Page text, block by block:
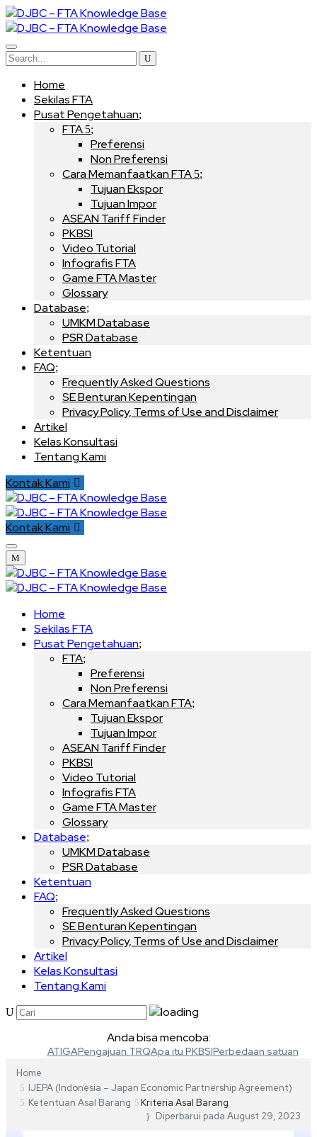
Home
Sekilas FTA
Pusat Pengetahuan
FTA
Preferensi
Non Preferensi
Cara Memanfaatkan FTA
Tujuan Ekspor
Tujuan Impor
ASEAN Tariff Finder
PKBSI
Video Tutorial
Infografis FTA
Game FTA Master
Glossary
Database
UMKM Database
PSR Database
Ketentuan
FAQ
Frequently Asked Questions
SE Benturan Kepentingan
Privacy Policy, Terms of Use and Disclaimer
Artikel
Kelas Konsultasi
Tentang Kami
Kontak Kami
Kontak Kami
Home
Sekilas FTA
Pusat Pengetahuan
FTA
Preferensi
Non Preferensi
Cara Memanfaatkan FTA
Tujuan Ekspor
Tujuan Impor
ASEAN Tariff Finder
PKBSI
Video Tutorial
Infografis FTA
Game FTA Master
Glossary
Database
UMKM Database
PSR Database
Ketentuan
FAQ
Frequently Asked Questions
SE Benturan Kepentingan
Privacy Policy, Terms of Use and Disclaimer
Artikel
Kelas Konsultasi
Tentang Kami
Anda bisa mencoba:
ATIGAPengajuan TRQApa itu PKBSIPerbedaan satuan
Home
IJEPA (Indonesia – Japan Economic Partnership Agreement)
Ketentuan Asal Barang
Kriteria Asal Barang
Diperbarui pada August 29, 2023